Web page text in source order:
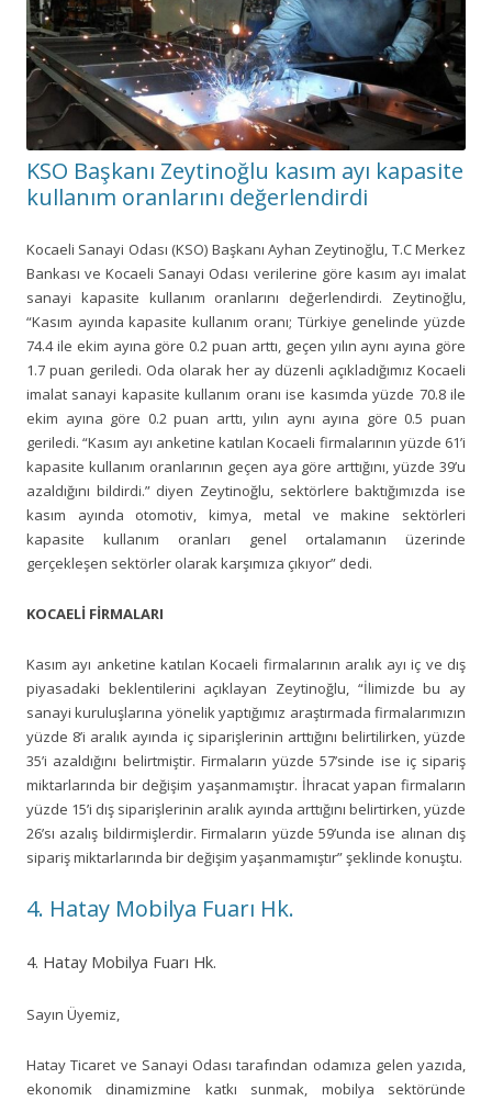
KSO Başkanı Zeytinoğlu kasım ayı kapasite
kullanım oranlarını değerlendirdi
Kocaeli Sanayi Odası (KSO) Başkanı Ayhan Zeytinoğlu, T.C Merkez
Bankası ve Kocaeli Sanayi Odası verilerine göre kasım ayı imalat
sanayi kapasite kullanım oranlarını değerlendirdi. Zeytinoğlu,
“Kasım ayında kapasite kullanım oranı; Türkiye genelinde yüzde
74.4 ile ekim ayına göre 0.2 puan arttı, geçen yılın aynı ayına göre
1.7 puan geriledi. Oda olarak her ay düzenli açıkladığımız Kocaeli
imalat sanayi kapasite kullanım oranı ise kasımda yüzde 70.8 ile
ekim ayına göre 0.2 puan arttı, yılın aynı ayına göre 0.5 puan
geriledi. “Kasım ayı anketine katılan Kocaeli firmalarının yüzde 61’i
kapasite kullanım oranlarının geçen aya göre arttığını, yüzde 39’u
azaldığını bildirdi.” diyen Zeytinoğlu, sektörlere baktığımızda ise
kasım ayında otomotiv, kimya, metal ve makine sektörleri
kapasite kullanım oranları genel ortalamanın üzerinde
gerçekleşen sektörler olarak karşımıza çıkıyor” dedi.
KOCAELİ FİRMALARI
Kasım ayı anketine katılan Kocaeli firmalarının aralık ayı iç ve dış
piyasadaki beklentilerini açıklayan Zeytinoğlu, “İlimizde bu ay
sanayi kuruluşlarına yönelik yaptığımız araştırmada firmalarımızın
yüzde 8’i aralık ayında iç siparişlerinin arttığını belirtilirken, yüzde
35’i azaldığını belirtmiştir. Firmaların yüzde 57’sinde ise iç sipariş
miktarlarında bir değişim yaşanmamıştır. İhracat yapan firmaların
yüzde 15’i dış siparişlerinin aralık ayında arttığını belirtirken, yüzde
26’sı azalış bildirmişlerdir. Firmaların yüzde 59’unda ise alınan dış
sipariş miktarlarında bir değişim yaşanmamıştır” şeklinde konuştu.
4. Hatay Mobilya Fuarı Hk.
4. Hatay Mobilya Fuarı Hk.
Sayın Üyemiz,
Hatay Ticaret ve Sanayi Odası tarafından odamıza gelen yazıda,
ekonomik dinamizmine katkı sunmak, mobilya sektöründe